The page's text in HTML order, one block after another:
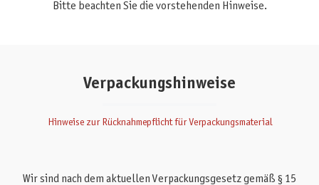
Bitte beachten Sie die vorstehenden Hinweise.
Verpackungshinweise
Hinweise zur Rücknahmepflicht für Verpackungsmaterial
Wir sind nach dem aktuellen Verpackungsgesetz gemäß § 15